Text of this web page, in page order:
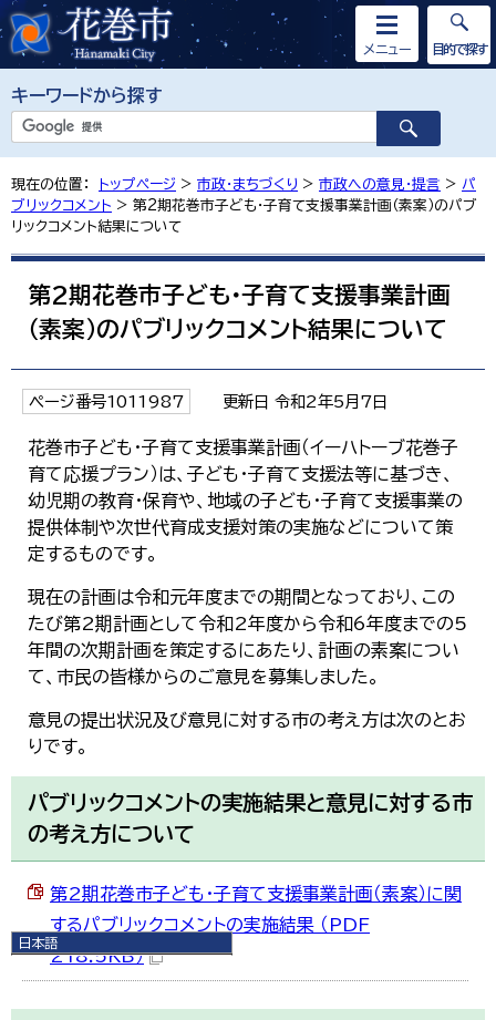
キーワードから探す
メニュー
日本語
日本語
English
한국어
目的で探す
現在の位置： トップページ > 市政・まちづくり > 市政への意見・提言 > パ
ブリックコメント > 第2期花巻市子ども・子育て支援事業計画（素案）のパブ
リックコメント結果について
第2期花巻市子ども・子育て支援事業計画
（素案）のパブリックコメント結果について
ページ番号1011987 更新日 令和2年5月7日
花巻市子ども・子育て支援事業計画（イーハトーブ花巻子
育て応援プラン）は、子ども・子育て支援法等に基づき、
幼児期の教育・保育や、地域の子ども・子育て支援事業の
提供体制や次世代育成支援対策の実施などについて策
定するものです。
現在の計画は令和元年度までの期間となっており、この
たび第2期計画として令和2年度から令和6年度までの5
年間の次期計画を策定するにあたり、計画の素案につい
て、市民の皆様からのご意見を募集しました。
意見の提出状況及び意見に対する市の考え方は次のとお
りです。
パブリックコメントの実施結果と意見に対する市
の考え方について
第2期花巻市子ども・子育て支援事業計画（素案）に関
するパブリックコメントの実施結果 （PDF
218.5KB）